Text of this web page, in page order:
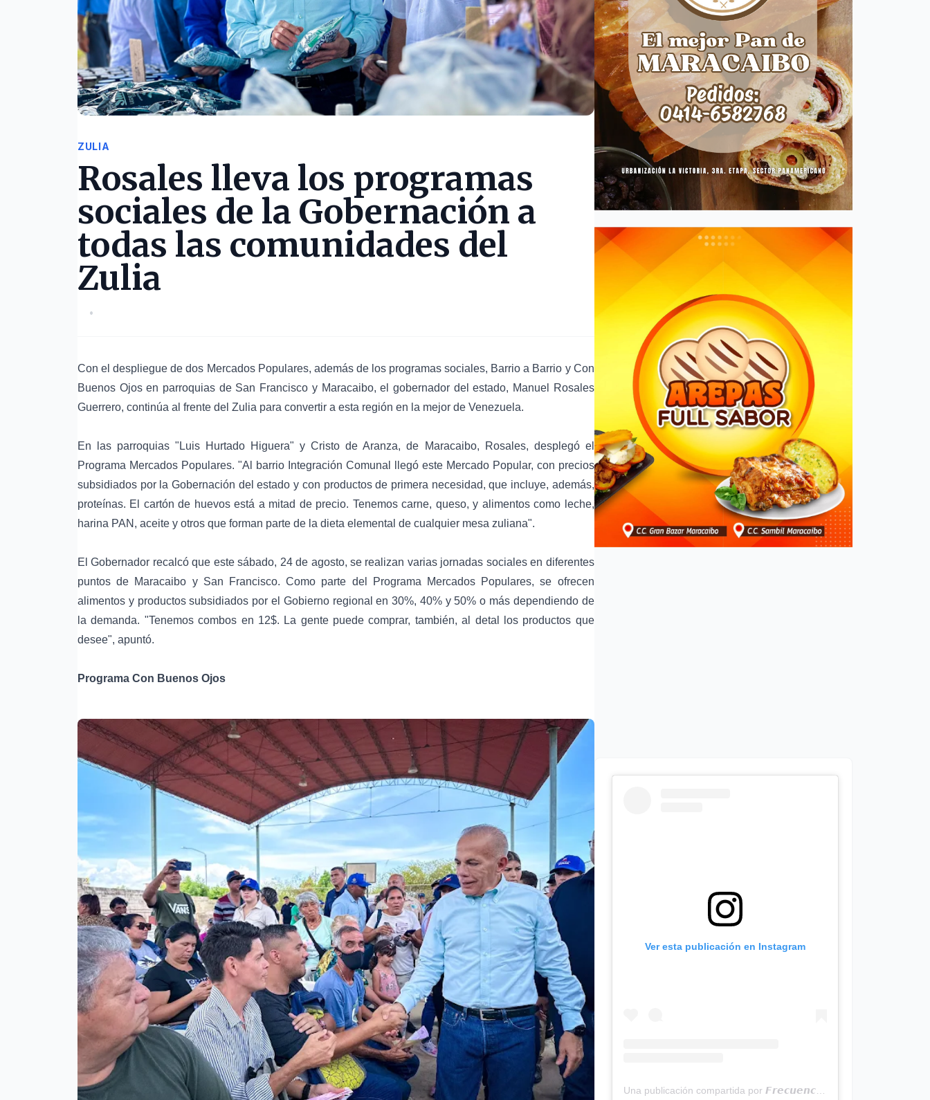
ZULIA
Rosales lleva los programas
sociales de la Gobernación a
todas las comunidades del
Zulia
•
Con el despliegue de dos Mercados Populares, además de los programas sociales, Barrio a Barrio y Con
Buenos Ojos en parroquias de San Francisco y Maracaibo, el gobernador del estado, Manuel Rosales
Guerrero, continúa al frente del Zulia para convertir a esta región en la mejor de Venezuela.
En las parroquias "Luis Hurtado Higuera" y Cristo de Aranza, de Maracaibo, Rosales, desplegó el
Programa Mercados Populares. "Al barrio Integración Comunal llegó este Mercado Popular, con precios
subsidiados por la Gobernación del estado y con productos de primera necesidad, que incluye, además,
proteínas. El cartón de huevos está a mitad de precio. Tenemos carne, queso, y alimentos como leche,
harina PAN, aceite y otros que forman parte de la dieta elemental de cualquier mesa zuliana".
El Gobernador recalcó que este sábado, 24 de agosto, se realizan varias jornadas sociales en diferentes
puntos de Maracaibo y San Francisco. Como parte del Programa Mercados Populares, se ofrecen
alimentos y productos subsidiados por el Gobierno regional en 30%, 40% y 50% o más dependiendo de
la demanda. "Tenemos combos en 12$. La gente puede comprar, también, al detal los productos que
desee", apuntó.
Programa Con Buenos Ojos
Ver esta publicación en Instagram
Una publicación compartida por 𝙁𝙧𝙚𝙘𝙪𝙚𝙣𝙘𝙞𝙖 𝙉𝙤𝙩𝙞𝙘𝙞𝙖𝙨 | Programa Radial (@frecuencianoticias)